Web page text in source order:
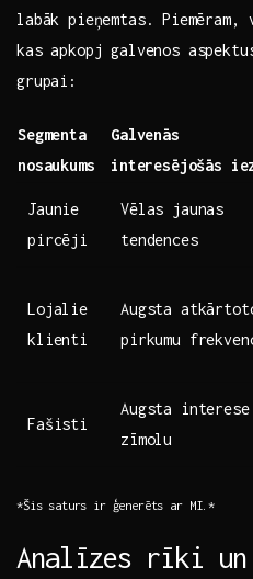
labāk pieņemtas.⁤
kas apkopj galvenos
grupai:
Segmenta
nosaukums
Galvenās
interesējošās
Jaunie
pircēji
Vēlas jaunas‍
tendences
Lojalie
klienti
Augsta
pirkumu
Fašisti
Augsta
zīmolu
*Šis saturs ir ģenerēts ar MI.*
Analīzes rīki un